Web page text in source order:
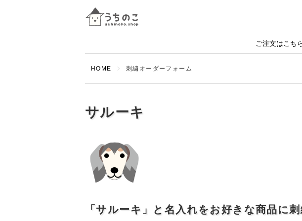
ご注文はこち
HOME 刺繍オーダーフォーム
サルーキ
「サルーキ」と名入れをお好きな商品に